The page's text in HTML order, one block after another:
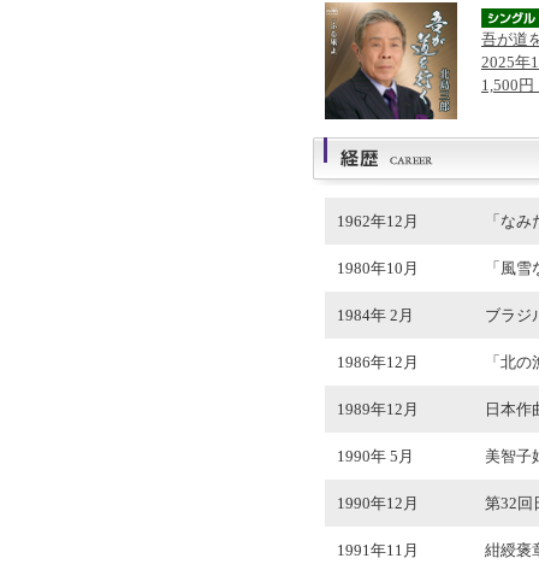
吾が道
2025年
1,500
1962年12月 「な
1980年10月 「風
1984年 2月 ブラジ
1986年12月 「北
1989年12月 日本作
1990年 5月 美智子
1990年12月 第32回
1991年11月 紺綬褒